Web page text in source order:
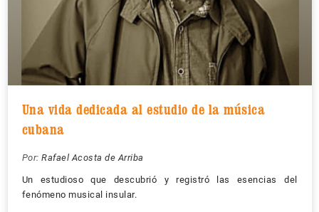
Una vida dedicada al estudio de la música
cubana
Por: Rafael Acosta de Arriba
Un estudioso que descubrió y registró las esencias del
fenómeno musical insular.